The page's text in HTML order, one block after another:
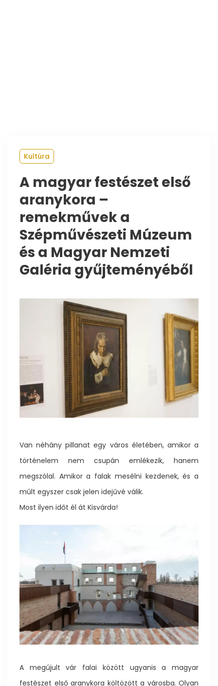
Kultúra
A magyar festészet első
aranykora –
remekművek a
Szépművészeti Múzeum
és a Magyar Nemzeti
Galéria gyűjteményéből
Van néhány pillanat egy város életében, amikor a
történelem nem csupán emlékezik, hanem
megszólal. Amikor a falak mesélni kezdenek, és a
múlt egyszer csak jelen idejűvé válik.
Most ilyen időt él át Kisvárda!
A megújult vár falai között ugyanis a magyar
festészet első aranykora költözött a városba. Olyan